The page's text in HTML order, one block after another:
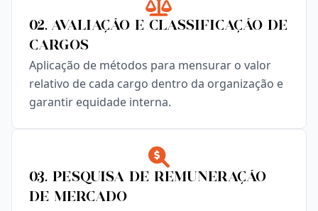
02. Avaliação e Classificação de
Cargos
Aplicação de métodos para mensurar o valor
relativo de cada cargo dentro da organização e
garantir equidade interna.
03. Pesquisa de Remuneração
de Mercado